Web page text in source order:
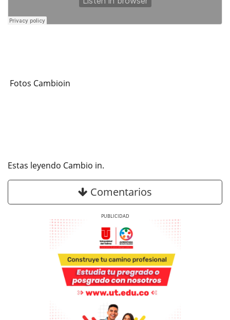
Fotos Cambioin
Estas leyendo Cambio in.
Comentarios